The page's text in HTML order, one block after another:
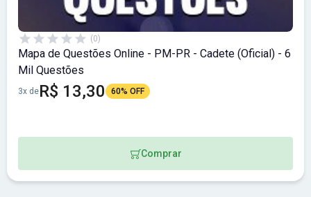
(0)
Mapa de Questões Online - PM-PR - Cadete (Oficial) - 6
Mil Questões
3x deR$ 13,30 60% OFF
Comprar